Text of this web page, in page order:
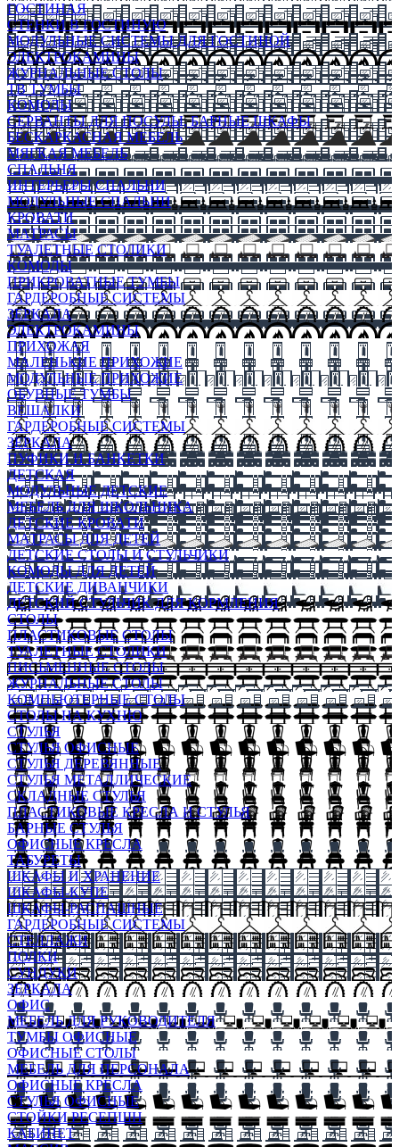
ГОСТИНАЯ
СТЕНКИ В ГОСТИНУЮ
МОДУЛЬНЫЕ СИСТЕМЫ ДЛЯ ГОСТИНОЙ
ЭЛЕКТРОКАМИНЫ
ЖУРНАЛЬНЫЕ СТОЛЫ
ТВ ТУМБЫ
КОМОДЫ
СЕРВАНТЫ ДЛЯ ПОСУДЫ, БАРНЫЕ ШКАФЫ
БЕСКАРКАСНАЯ МЕБЕЛЬ
МЯГКАЯ МЕБЕЛЬ
СПАЛЬНЯ
ИНТЕРЬЕРЫ СПАЛЬНИ
МОДУЛЬНЫЕ СПАЛЬНИ
КРОВАТИ
МАТРАСЫ
ТУАЛЕТНЫЕ СТОЛИКИ
КОМОДЫ
ПРИКРОВАТНЫЕ ТУМБЫ
ГАРДЕРОБНЫЕ СИСТЕМЫ
ЗЕРКАЛА
ЭЛЕКТРОКАМИНЫ
ПРИХОЖАЯ
МАЛЕНЬКИЕ ПРИХОЖИЕ
МОДУЛЬНЫЕ ПРИХОЖИЕ
ОБУВНЫЕ ТУМБЫ
ВЕШАЛКИ
ГАРДЕРОБНЫЕ СИСТЕМЫ
ЗЕРКАЛА
ПУФИКИ И БАНКЕТКИ
ДЕТСКАЯ
МОДУЛЬНЫЕ ДЕТСКИЕ
МЕБЕЛЬ ДЛЯ ШКОЛЬНИКА
ДЕТСКИЕ КРОВАТИ
МАТРАСЫ ДЛЯ ДЕТЕЙ
ДЕТСКИЕ СТОЛЫ И СТУЛЬЧИКИ
КОМОДЫ ДЛЯ ДЕТЕЙ
ДЕТСКИЕ ДИВАНЧИКИ
ДЕТСКИЙ СТУЛЬЧИК ДЛЯ КОРМЛЕНИЯ
СТОЛЫ
ПЛАСТИКОВЫЕ СТОЛЫ
ТУАЛЕТНЫЕ СТОЛИКИ
ПИСЬМЕННЫЕ СТОЛЫ
ЖУРНАЛЬНЫЕ СТОЛЫ
КОМПЬЮТЕРНЫЕ СТОЛЫ
СТОЛЫ НА КУХНЮ
СТУЛЬЯ
СТУЛЬЯ ОФИСНЫЕ
СТУЛЬЯ ДЕРЕВЯННЫЕ
СТУЛЬЯ МЕТАЛЛИЧЕСКИЕ
СКЛАДНЫЕ СТУЛЬЯ
ПЛАСТИКОВЫЕ КРЕСЛА И СТУЛЬЯ
БАРНЫЕ СТУЛЬЯ
ОФИСНЫЕ КРЕСЛА
ТАБУРЕТЫ
ШКАФЫ И ХРАНЕНИЕ
ШКАФЫ-КУПЕ
ШКАФЫ-РАСПАШНЫЕ
ГАРДЕРОБНЫЕ СИСТЕМЫ
СТЕЛЛАЖИ
ПОЛКИ
СУНДУКИ
ЗЕРКАЛА
ОФИС
МЕБЕЛЬ ДЛЯ РУКОВОДИТЕЛЯ
ТУМБЫ ОФИСНЫЕ
ОФИСНЫЕ СТОЛЫ
МЕБЕЛЬ ДЛЯ ПЕРСОНАЛА
ОФИСНЫЕ КРЕСЛА
СТУЛЬЯ ОФИСНЫЕ
СТОЙКИ РЕСЕПШН
КАБИНЕТ